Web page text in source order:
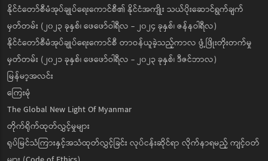
နိုင်ငံတော်စီမံအုပ်ချုပ်ရေးကောင်စီ၏ နိုင်ငံအကျိုး သယ်ပိုးဆောင်ရွက်ချက်
မှတ်တမ်း (၂၀၂၃ ခုနှစ်၊ ဖေဖော်ဝါရီလ - ၂၀၂၄ ခုနှစ်၊ ဇန်နဝါရီလ)
နိုင်ငံတော်စီမံအုပ်ချုပ်ရေးကောင်စီ တာဝန်ယူခဲ့သည့်ကာလ ဖွံ့ဖြိုးတိုးတက်မှု
မှတ်တမ်း (၂၀၂၁ ခုနှစ်၊ ဖေဖော်ဝါရီလ - ၂၀၂၃ ခုနှစ်၊ ဒီဇင်ဘာလ)
မြန်မာ့အလင်း
ကြေးမုံ
The Global New Light Of Myanmar
တိုက်ရိုက်ထုတ်လွှင့်မှုများ
ရုပ်မြင်သံကြားနှင့်အသံထုတ်လွှင့်ခြင်း လုပ်ငန်းဆိုင်ရာ လိုက်နာရမည့် ကျင့်ဝတ်